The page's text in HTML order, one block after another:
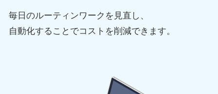
毎日のルーティンワークを見直し、
自動化することでコストを削減できます。